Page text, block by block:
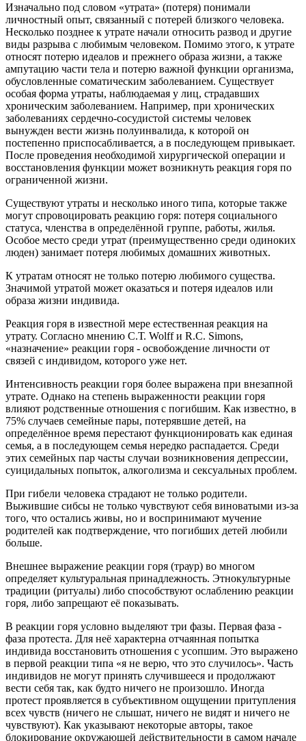
Изначально под словом «утрата» (потеря) понимали
личностный опыт, связанный с потерей близкого человека.
Несколько позднее к утрате начали относить развод и другие
виды разрыва с любимым человеком. Помимо этого, к утрате
относят потерю идеалов и прежнего образа жизни, а также
ампутацию части тела и потерю важной функции организма,
обусловленные соматическим заболеванием. Существует
особая форма утраты, наблюдаемая у лиц, страдавших
хроническим заболеванием. Например, при хронических
заболеваниях сердечно-сосудистой системы человек
вынужден вести жизнь полуинвалида, к которой он
постепенно приспосабливается, а в последующем привыкает.
После проведения необходимой хирургической операции и
восстановления функции может возникнуть реакция горя по
ограниченной жизни.
Существуют утраты и несколько иного типа, которые также
могут спровоцировать реакцию горя: потеря социального
статуса, членства в определённой группе, работы, жилья.
Особое место среди утрат (преимущественно среди одиноких
люден) занимает потеря любимых домашних животных.
К утратам относят не только потерю любимого существа.
Значимой утратой может оказаться и потеря идеалов или
образа жизни индивида.
Реакция горя в известной мере естественная реакция на
утрату. Согласно мнению С.Т. Wolff и R.C. Simons,
«назначение» реакции горя - освобождение личности oт
связей с индивидом, которого уже нет.
Интенсивность реакции горя более выражена при внезапной
утрате. Однако на степень выраженности реакции горя
влияют родственные отношения с погибшим. Как известно, в
75% случаев семейные пары, потерявшие детей, на
определённое время перестают функционировать как единая
семья, а в последующем семья нередко распадается. Среди
этих семейных пар часты случаи возникновения депрессии,
суицидальных попыток, алкоголизма и сексуальных проблем.
При гибели человека страдают не только родители.
Выжившие сибсы не только чувствуют себя виноватыми из-за
того, что остались живы, но и воспринимают мучение
родителей как подтверждение, что погибших детей любили
больше.
Внешнее выражение реакции горя (траур) во многом
определяет культуральная принадлежность. Этнокультурные
традиции (ритуалы) либо способствуют ослаблению реакции
горя, либо запрещают её показывать.
В реакции горя условно выделяют три фазы. Первая фаза -
фаза протеста. Для неё характерна отчаянная попытка
индивида восстановить отношения с усопшим. Это выражено
в первой реакции типа «я не верю, что это случилось». Часть
индивидов не могут принять случившееся и продолжают
вести себя так, как будто ничего не произошло. Иногда
протест проявляется в субъективном ощущении притупления
всех чувств (ничего не слышат, ничего не видят и ничего не
чувствуют). Как указывают некоторые авторы, такое
блокирование окружающей действительности в самом начале